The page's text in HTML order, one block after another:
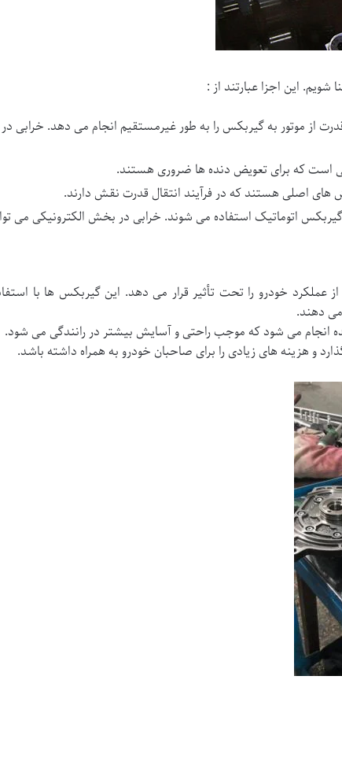
این اجزا عبارتند از :
از موتور به گیربکس را به طور غیرمستقیم انجام می دهد.
است که برای تعویض دنده ها ضروری هستند.
اصلی هستند که در فرآیند انتقال قدرت نقش دارند.
اتوماتیک استفاده می شوند. خرابی در بخش الکترونیکی می
خودرو را تحت تأثیر قرار می دهد. این گیربکس ها با
می دهند.
انجام می شود که موجب راحتی و آسایش بیشتر در رانندگی می شود.
و هزینه های زیادی را برای صاحبان خودرو به همراه داشته باشد.